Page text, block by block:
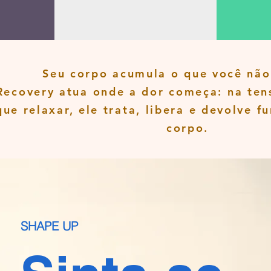
Seu corpo acumula o que você
atua onde a dor começa: na
relaxar, ele trata, libera e devolve
corpo.
SHAPE UP